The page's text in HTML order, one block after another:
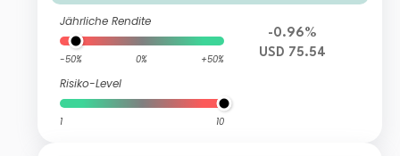
Jährliche Rendite
-50% 0% +50%
Risiko-Level
1 10
-0.96%
USD 75.54